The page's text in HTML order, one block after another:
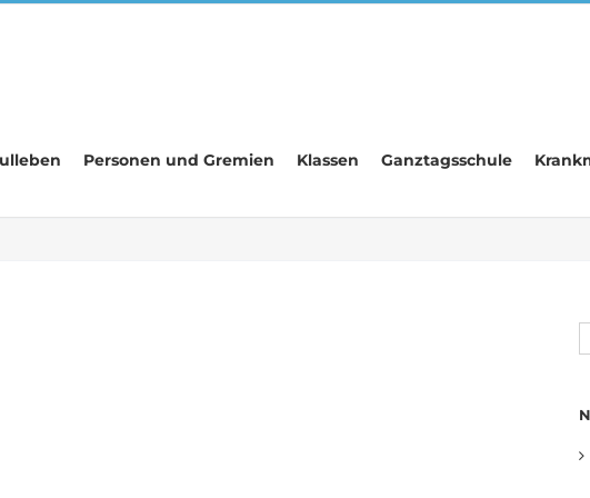
Personen und Gremien Klassen Ganztagsschule